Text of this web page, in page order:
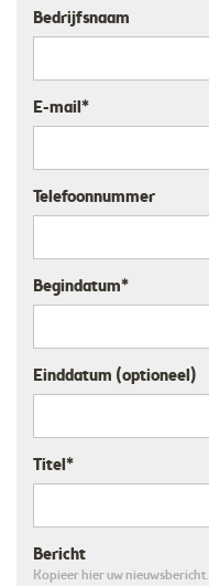
Bedrijfsnaam
E-mail*
Telefoonnummer
Begindatum*
Einddatum (optioneel)
Titel*
Bericht
Kopieer hier uw nieuwsbericht.